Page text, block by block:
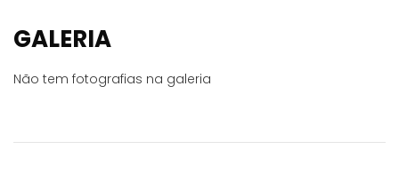
GALERIA
Não tem fotografias na galeria